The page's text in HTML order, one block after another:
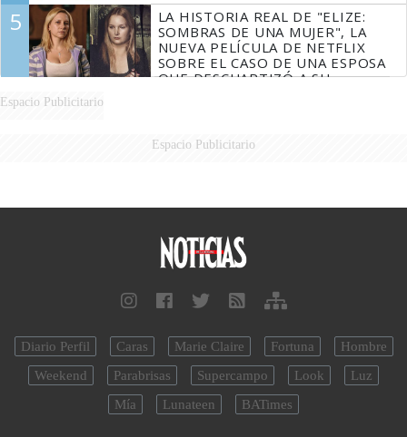
5
LA HISTORIA REAL DE "ELIZE:
SOMBRAS DE UNA MUJER", LA
NUEVA PELÍCULA DE NETFLIX
SOBRE EL CASO DE UNA ESPOSA
QUE DESCUARTIZÓ A SU
Espacio Publicitario
Espacio Publicitario
Diario Perfil Caras Marie Claire Fortuna
Hombre
Weekend
Parabrisas Supercampo Look
Luz
Mía
Lunateen BATimes